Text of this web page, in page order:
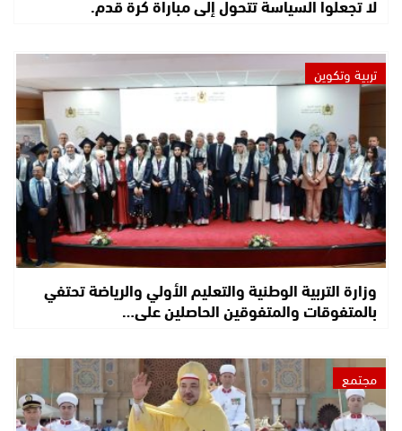
تربية وتكوين
وزارة التربية الوطنية والتعليم الأولي والرياضة تحتفي
بالمتفوقات والمتفوقين الحاصلين على…
مجتمع